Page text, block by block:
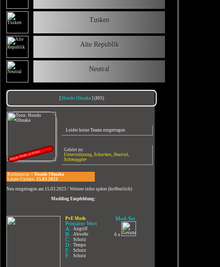
Tusken
Alte Republik
Neutral
[ Hondo Ohnaka] (HO)
Neues Outfit in kürze.
Leider keine Teams eingetragen
Gehört zu:
Unterstützung, Schurken, Neutral,
Schmuggler
Kommentar // Hondo Ohnaka
Letzte Update: 15.03.2023
Neu eingetragen am 15.03.2023 / Weitere infos später (hoffentlich)
Modding Empfehlung:
PvE Mods
Primärer Wert
A: Angriff
B: Abwehr
C: Schutz
D: Tempo
E: Schutz
F: Schutz
Mod-Set
6 x